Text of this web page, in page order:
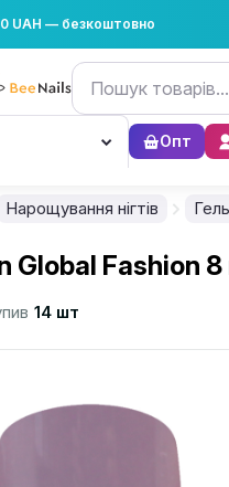
UAH — безкоштовно
Опт
Нарощування нігтів
Global Fashion
14 шт